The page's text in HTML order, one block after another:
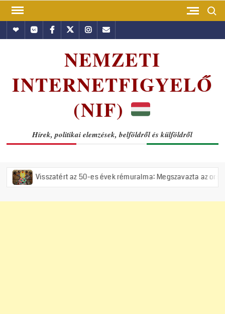
Skip
contentHundubVkontakte
Facebook
TwitterInstagram
Email
NEMZETI
INTERNETFIGYELŐ
(NIF)
Hírek, politikai elemzések, belföldről és külföldről
az 50-es évek rémuralma: Megszavazta az országgyűlés a